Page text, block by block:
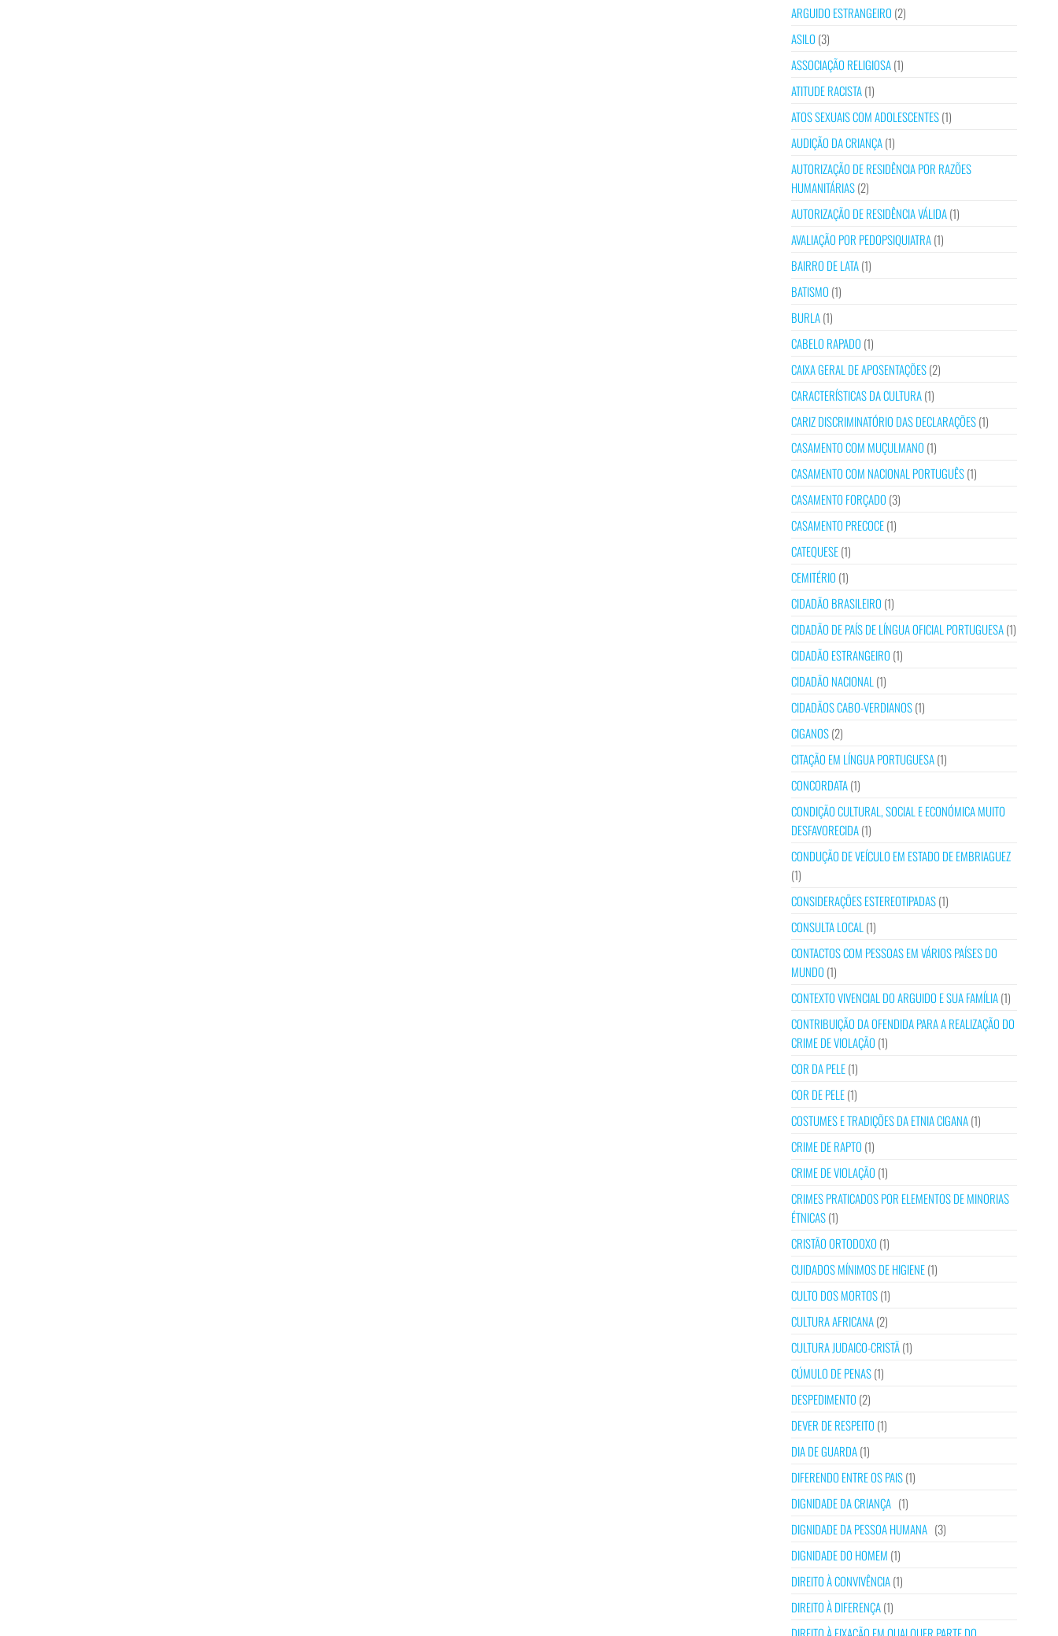
ARGUIDO ESTRANGEIRO (2)
ASILO (3)
ASSOCIAÇÃO RELIGIOSA(1)
ATITUDE RACISTA(1)
ATOS SEXUAIS COM ADOLESCENTES(1)
AUDIÇÃO DA CRIANÇA(1)
AUTORIZAÇÃO DE RESIDÊNCIA POR RAZÕES
HUMANITÁRIAS(2)
AUTORIZAÇÃO DE RESIDÊNCIA VÁLIDA(1)
AVALIAÇÃO POR PEDOPSIQUIATRA(1)
BAIRRO DE LATA(1)
BATISMO (1)
BURLA(1)
CABELO RAPADO (1)
CAIXA GERAL DE APOSENTAÇÕES(2)
CARACTERÍSTICAS DA CULTURA(1)
CARIZ DISCRIMINATÓRIO DAS DECLARAÇÕES(1)
CASAMENTO COM MUÇULMANO (1)
CASAMENTO COM NACIONAL PORTUGUÊS(1)
CASAMENTO FORÇADO (3)
CASAMENTO PRECOCE(1)
CATEQUESE(1)
CEMITÉRIO (1)
CIDADÃO BRASILEIRO (1)
CIDADÃO DE PAÍS DE LÍNGUA OFICIAL PORTUGUESA(1)
CIDADÃO ESTRANGEIRO (1)
CIDADÃO NACIONAL (1)
CIDADÃOS CABO-VERDIANOS(1)
CIGANOS(2)
CITAÇÃO EM LÍNGUA PORTUGUESA(1)
CONCORDATA(1)
CONDIÇÃO CULTURAL, SOCIAL E ECONÓMICA MUITO
DESFAVORECIDA(1)
CONDUÇÃO DE VEÍCULO EM ESTADO DE EMBRIAGUEZ
(1)
CONSIDERAÇÕES ESTEREOTIPADAS(1)
CONSULTA LOCAL (1)
CONTACTOS COM PESSOAS EM VÁRIOS PAÍSES DO
MUNDO (1)
CONTEXTO VIVENCIAL DO ARGUIDO E SUA FAMÍLIA(1)
CONTRIBUIÇÃO DA OFENDIDA PARA A REALIZAÇÃO DO
CRIME DE VIOLAÇÃO (1)
COR DA PELE(1)
COR DE PELE(1)
COSTUMES E TRADIÇÕES DA ETNIA CIGANA(1)
CRIME DE RAPTO (1)
CRIME DE VIOLAÇÃO (1)
CRIMES PRATICADOS POR ELEMENTOS DE MINORIAS
ÉTNICAS(1)
CRISTÃO ORTODOXO (1)
CUIDADOS MÍNIMOS DE HIGIENE(1)
CULTO DOS MORTOS(1)
CULTURA AFRICANA(2)
CULTURA JUDAICO-CRISTÃ(1)
CÚMULO DE PENAS(1)
DESPEDIMENTO (2)
DEVER DE RESPEITO (1)
DIA DE GUARDA(1)
DIFERENDO ENTRE OS PAIS(1)
DIGNIDADE DA CRIANÇA (1)
DIGNIDADE DA PESSOA HUMANA (3)
DIGNIDADE DO HOMEM (1)
DIREITO À CONVIVÊNCIA(1)
DIREITO À DIFERENÇA(1)